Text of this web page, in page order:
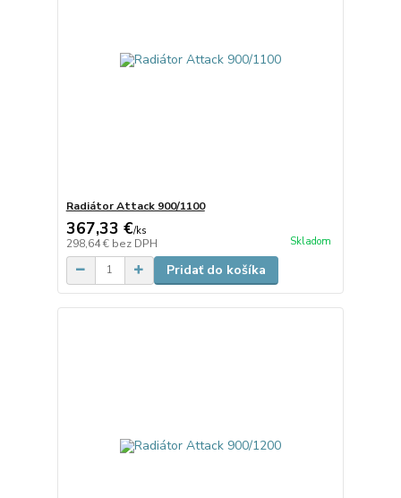
Radiátor Attack 900/1100
367,33 €/ks
298,64 € bez DPH Skladom
Pridať do košíka